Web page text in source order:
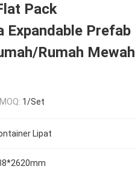
Pack
Prefab
Rumah Mewah
MOQ: 1/Set
Lipat